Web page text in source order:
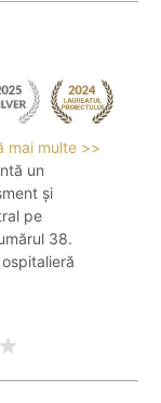
mai multe >>
un
și
pe
38.